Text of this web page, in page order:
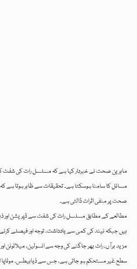
ماہرین صحت نے خبردار کیا ہے کہ مسلسل رات کی شفٹ
مسائل کا سامنا ہوسکتا ہے۔ تحقیقات سے ظاہر ہوتا ہے
صحت پر منفی اثرات ڈالتی ہے۔
مطالعے کے مطابق مسلسل رات کی شفٹ سے ڈپریشن اور
ہیں جبکہ نیند کی کمی سے یادداشت، توجہ اور فیصلے
مزید برآں، رات بھر جاگنے کی وجہ سے انسولین، میلاٹونن
سطح غیر مستحکم ہو جاتی ہے، جس سے ذیابیطس، موٹاپا